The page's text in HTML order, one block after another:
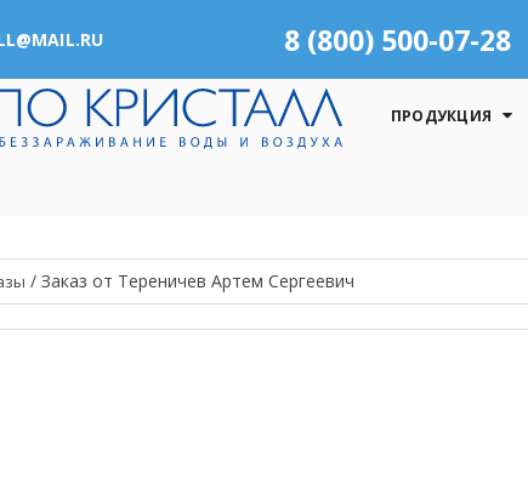
8 (800) 500-07-28
ПРОДУКЦИЯ
/ Заказ от Тереничев Артем Сергеевич